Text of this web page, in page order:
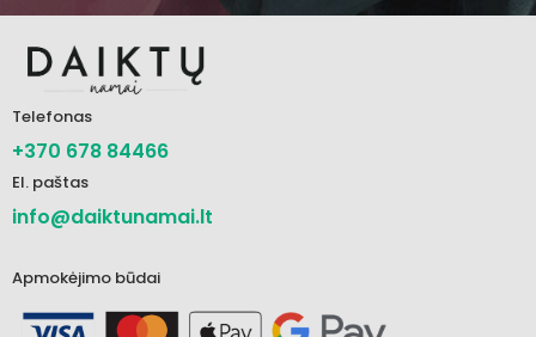
Telefonas
+370 678 84466
El. paštas
info@daiktunamai.lt
Apmokėjimo būdai